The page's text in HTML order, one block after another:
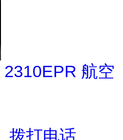
航空
拨打电话